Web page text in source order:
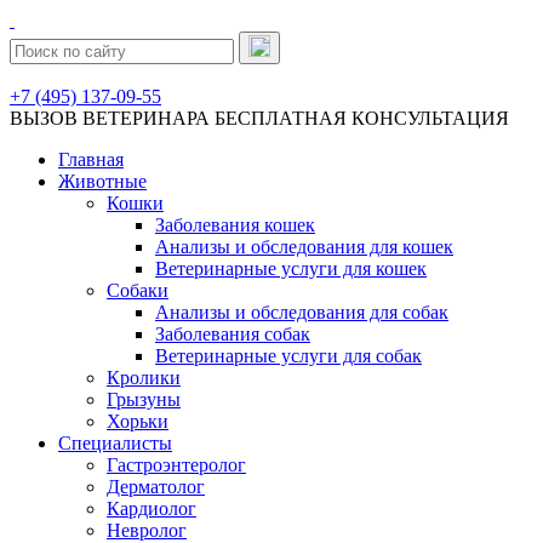
+7 (495) 137-09-55
ВЫЗОВ ВЕТЕРИНАРА БЕСПЛАТНАЯ КОНСУЛЬТАЦИЯ
Главная
Животные
Кошки
Заболевания кошек
Анализы и обследования для кошек
Ветеринарные услуги для кошек
Собаки
Анализы и обследования для собак
Заболевания собак
Ветеринарные услуги для собак
Кролики
Грызуны
Хорьки
Специалисты
Гастроэнтеролог
Дерматолог
Кардиолог
Невролог